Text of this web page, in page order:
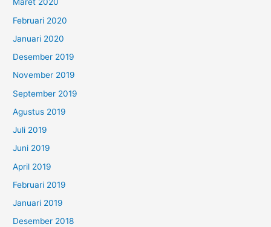
Maret 2020
Februari 2020
Januari 2020
Desember 2019
November 2019
September 2019
Agustus 2019
Juli 2019
Juni 2019
April 2019
Februari 2019
Januari 2019
Desember 2018